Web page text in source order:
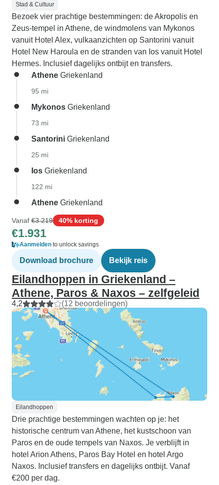
Stad & Cultuur
Bezoek vier prachtige bestemmingen: de Akropolis en
Zeus-tempel in Athene, de windmolens van Mykonos
vanuit Hotel Alex, vulkaanzichten op Santorini vanuit
Hotel New Haroula en de stranden van Ios vanuit Hotel
Hermes. Inclusief dagelijks ontbijt en transfers.
Athene Griekenland
95 mi
Mykonos Griekenland
73 mi
Santorini Griekenland
25 mi
Ios Griekenland
122 mi
Athene Griekenland
Vanaf €3.219 40% korting
€1.931
Aanmelden to unlock savings
Download brochure Bekijk reis
Eilandhoppen in Griekenland –
Athene, Paros & Naxos – zelfgeleid
4,2 (12 beoordelingen)
Eilandhoppen
Drie prachtige bestemmingen wachten op je: het
historische centrum van Athene, het kustschoon van
Paros en de oude tempels van Naxos. Je verblijft in
hotel Arion Athens, Paros Bay Hotel en hotel Argo
Naxos. Inclusief transfers en dagelijks ontbijt. Vanaf
€200 per dag.